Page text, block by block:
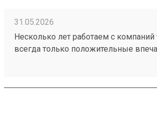
31.05.2026
Несколько лет работаем с компаний
всегда только положительные
можно посмотреть всю